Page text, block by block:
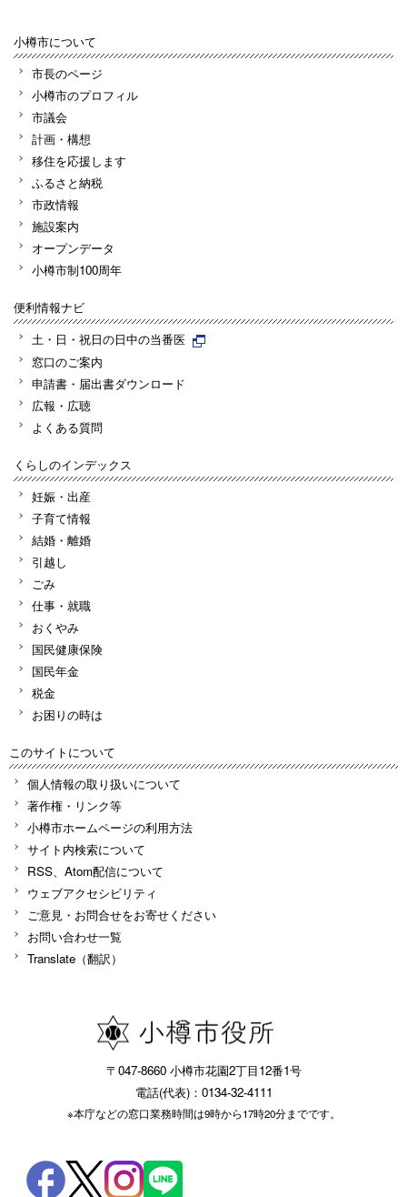
小樽市について
市長のページ
小樽市のプロフィル
市議会
計画・構想
移住を応援します
ふるさと納税
市政情報
施設案内
オープンデータ
小樽市制100周年
便利情報ナビ
土・日・祝日の日中の当番医
窓口のご案内
申請書・届出書ダウンロード
広報・広聴
よくある質問
くらしのインデックス
妊娠・出産
子育て情報
結婚・離婚
引越し
ごみ
仕事・就職
おくやみ
国民健康保険
国民年金
税金
お困りの時は
このサイトについて
個人情報の取り扱いについて
著作権・リンク等
小樽市ホームページの利用方法
サイト内検索について
RSS、Atom配信について
ウェブアクセシビリティ
ご意見・お問合せをお寄せください
お問い合わせ一覧
Translate（翻訳）
〒047-8660 小樽市花園2丁目12番1号
電話(代表)：0134-32-4111
※本庁などの窓口業務時間は9時から17時20分までです。